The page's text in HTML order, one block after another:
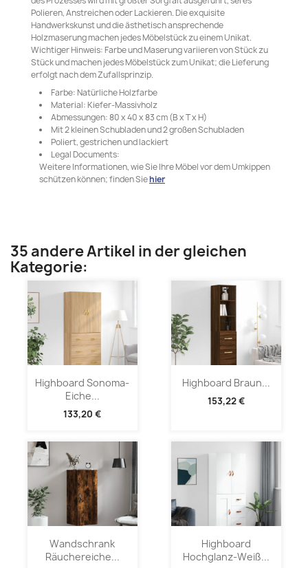
Polieren, Anstreichen oder Lackieren. Die exquisite
Handwerkskunst und die ästhetisch ansprechende
Holzmaserung machen jedes Möbelstück zu einem Unikat.
Wichtiger Hinweis: Farbe und Maserung variieren von Stück zu
Stück und machen jedes Möbelstück zum Unikat; die Lieferung
erfolgt nach dem Zufallsprinzip.
Farbe: Natürliche Holzfarbe
Material: Kiefer-Massivholz
Abmessungen: 80 x 40 x 83 cm (B x T x H)
Mit 2 kleinen Schubladen und 2 großen Schubladen
Poliert, gestrichen und lackiert
Legal Documents:
Weitere Informationen, wie Sie Ihre Möbel vor dem Umkippen
schützen können; finden Siehier
35 andere Artikel in der gleichen
Kategorie:
Highboard Sonoma-
Eiche...
133,20 €
Highboard Braun...
153,22 €
Wandschrank
Räuchereiche...
Highboard
Hochglanz-Weiß...